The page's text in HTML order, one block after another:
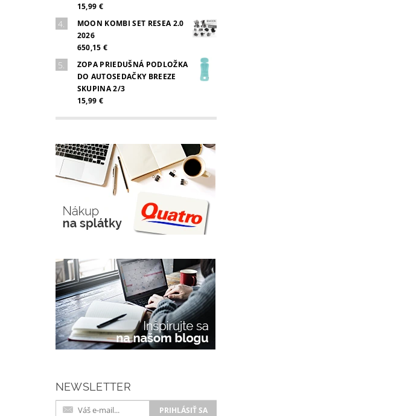
15,99 €
MOON KOMBI SET RESEA 2.0
2026
650,15 €
ZOPA PRIEDUŠNÁ PODLOŽKA
DO AUTOSEDAČKY BREEZE
SKUPINA 2/3
15,99 €
NEWSLETTER